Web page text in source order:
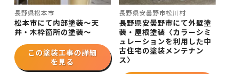
長野県松本市
松本市にて内部塗装～天
井・木枠箇所の塗装～
この塗装工事の詳細
を見る
長野県安曇野市松川村
長野県安曇野市にて外壁塗
装・屋根塗装〈カラーシミ
ュレーションを利用した中
古住宅の塗装メンテナン
ス〉